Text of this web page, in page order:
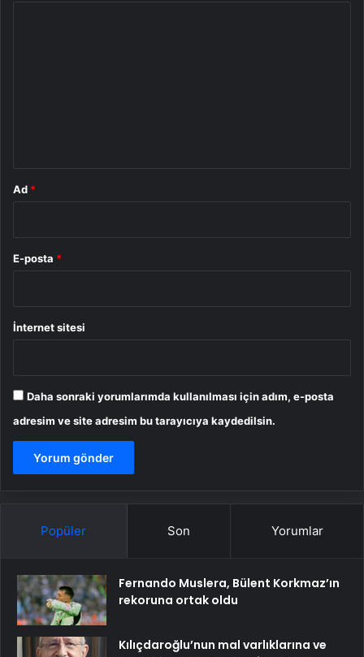
Ad *
E-posta *
İnternet sitesi
Daha sonraki yorumlarımda kullanılması için adım, e-posta
adresim ve site adresim bu tarayıcıya kaydedilsin.
Popüler Son Yorumlar
Fernando Muslera, Bülent Korkmaz’ın
rekoruna ortak oldu
Kılıçdaroğlu’nun mal varlıklarına ve